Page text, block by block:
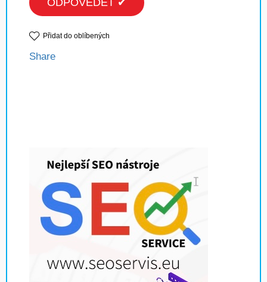
ODPOVĚDĚT ✔
Přidat do oblíbených
Share